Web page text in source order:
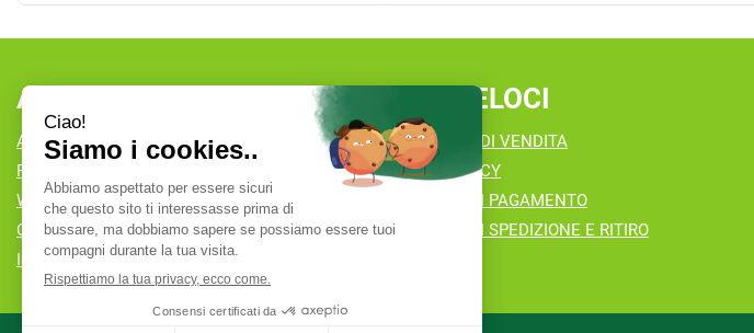
AREA UTENTE
ACCEDI
REGISTRATI
WISHLIST
CONTATTI
ISCRIZIONE ALLA NEWSLETTER
LINK VELOCI
CONDIZIONI DI VENDITA
COOKIE POLICY
MODALITÀ DI PAGAMENTO
MODALITÀ DI SPEDIZIONE E RITIRO